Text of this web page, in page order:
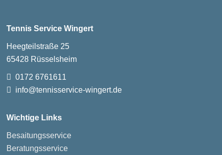
Tennis Service Wingert
Heegteilstraße 25
65428 Rüsselsheim
0172 6761611
info@tennisservice-wingert.de
Wichtige Links
Besaitungsservice
Beratungsservice